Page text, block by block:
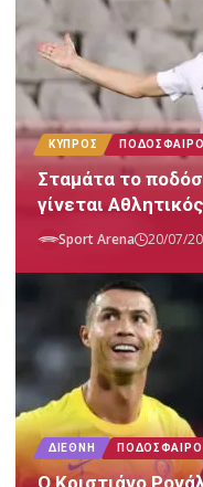
ΚΎΠΡΟΣ ΠΟΔΌΣΦΑΙΡΟ
Σταμάτα το
γίνεται
Sport Arena 20/07/
ΔΙΕΘΝΉ ΠΟΔΌΣΦΑΙΡΟ
Ο Κριστιάνο